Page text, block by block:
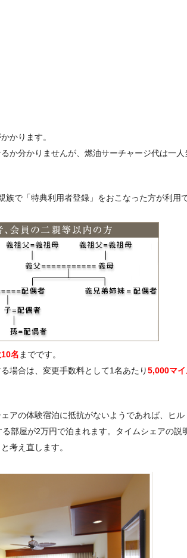
かります。
か分かりませんが、燃油サーチャージ代は一人
で「特典利用者登録」をおこなった方が利用
名 までです。
場合は、変更手数料として1名あたり5,000マ
アの体験宿泊に抵抗がないようであれば、ヒル
部屋が2万円で泊まれます。タイムシェアの説
考え直します。